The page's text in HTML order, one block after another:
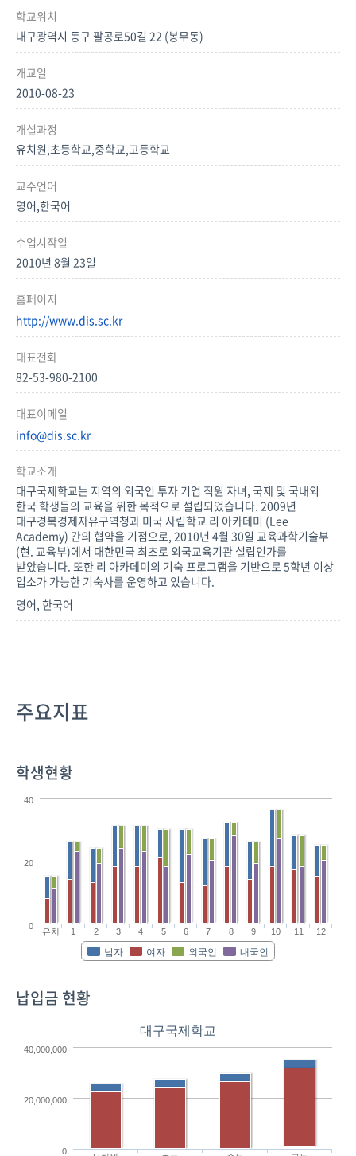
학교위치
대구광역시 동구 팔공로50길 22 (봉무동)
개교일
2010-08-23
개설과정
유치원,초등학교,중학교,고등학교
교수언어
영어,한국어
수업시작일
2010년 8월 23일
홈페이지
http://www.dis.sc.kr
대표전화
82-53-980-2100
대표이메일
info@dis.sc.kr
학교소개
대구국제학교는 지역의 외국인 투자 기업 직원 자녀, 국제 및 국내외
한국 학생들의 교육을 위한 목적으로 설립되었습니다. 2009년
대구경북경제자유구역청과 미국 사립학교 리 아카데미 (Lee
Academy) 간의 협약을 기점으로, 2010년 4월 30일 교육과학기술부
(현. 교육부)에서 대한민국 최초로 외국교육기관 설립인가를
받았습니다. 또한 리 아카데미의 기숙 프로그램을 기반으로 5학년 이상
입소가 가능한 기숙사를 운영하고 있습니다.
영어, 한국어
주요지표
학생현황
남자 여자 외국인 내국인
유치 1 2 3 4 5 6 7 8 9 10 11 12
0
20
40
납입금 현황
대구국제학교
0
20,000,000
40,000,000